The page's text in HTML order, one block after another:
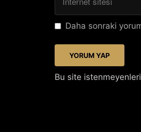
sitesi
Daha sonraki
Bu site